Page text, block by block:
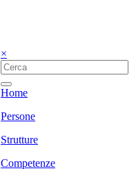
×
Home
Persone
Strutture
Competenze